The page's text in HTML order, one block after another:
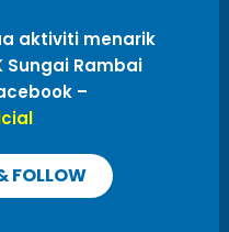
aktiviti menarik
Sungai Rambai
–
FOLLOW